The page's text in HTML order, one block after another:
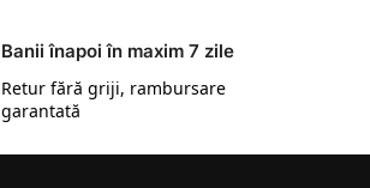
Banii înapoi în maxim 7 zile
Retur fără griji, rambursare
garantată